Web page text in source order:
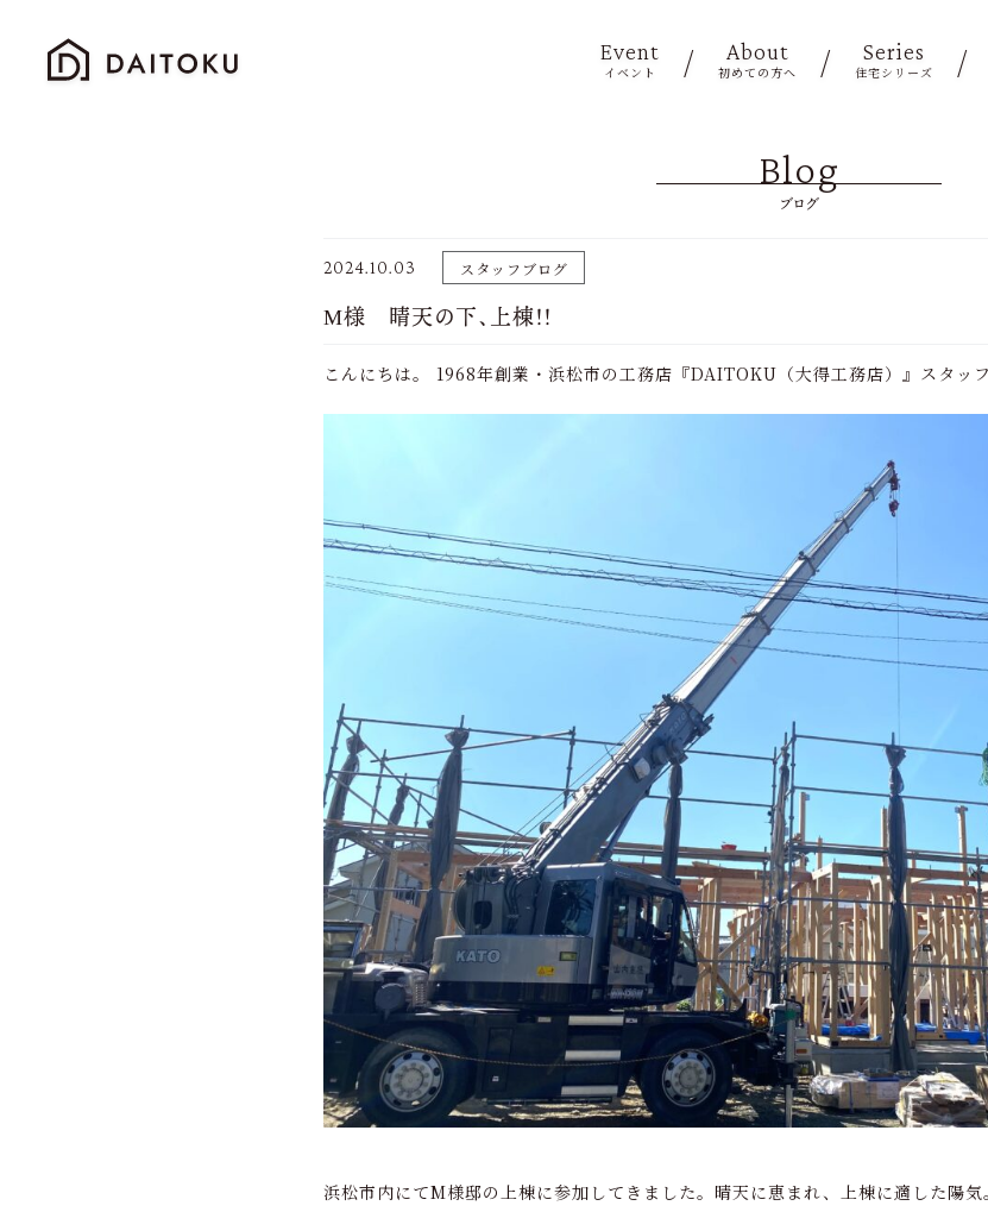
Event
イベント
About
初めての方へ
Series
住宅シリーズ
Blog
ブログ
2024.10.03 スタッフブログ
М様 晴天の下、上棟！！
こんにちは。 1968年創業・浜松市の工務店『DAITOKU（大得工務店）』スタッフ
浜松市内にてМ様邸の上棟に参加してきました。晴天に恵まれ、上棟に適した陽気。